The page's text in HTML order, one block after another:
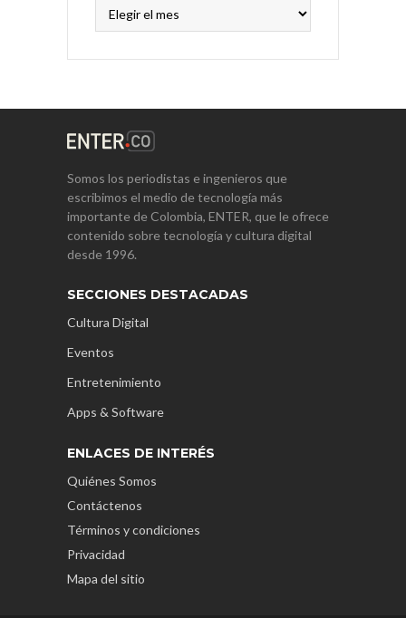
Somos los periodistas e ingenieros que
escribimos el medio de tecnología más
importante de Colombia, ENTER, que le ofrece
contenido sobre tecnología y cultura digital
desde 1996.
SECCIONES DESTACADAS
Cultura Digital
Eventos
Entretenimiento
Apps & Software
ENLACES DE INTERÉS
Quiénes Somos
Contáctenos
Términos y condiciones
Privacidad
Mapa del sitio